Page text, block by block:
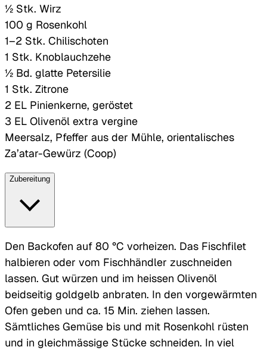
½ Stk. Wirz
100 g Rosenkohl
1–2 Stk. Chilischoten
1 Stk. Knoblauchzehe
½ Bd. glatte Petersilie
1 Stk. Zitrone
2 EL Pinienkerne, geröstet
3 EL Olivenöl extra vergine
Meersalz, Pfeffer aus der Mühle, orientalisches
Za’atar-Gewürz (Coop)
Zubereitung
Den Backofen auf 80 °C vorheizen. Das Fischfilet
halbieren oder vom Fischhändler zuschneiden
lassen. Gut würzen und im heissen Olivenöl
beidseitig goldgelb anbraten. In den vorgewärmten
Ofen geben und ca. 15 Min. ziehen lassen.
Sämtliches Gemüse bis und mit Rosenkohl rüsten
und in gleichmässige Stücke schneiden. In viel